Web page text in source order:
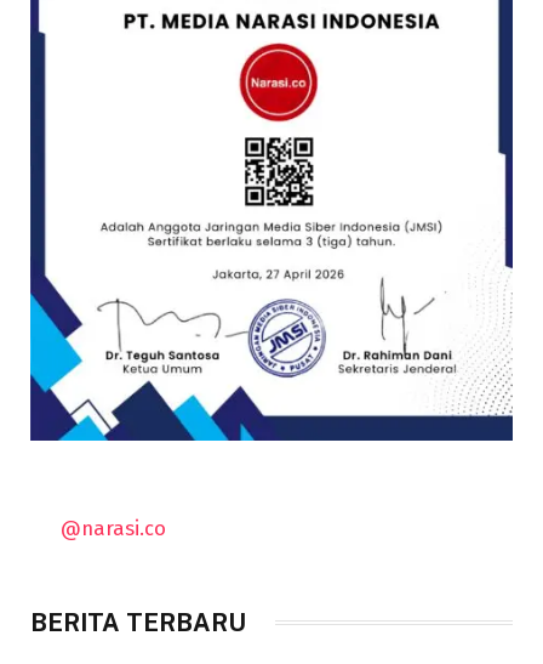
@narasi.co
BERITA TERBARU